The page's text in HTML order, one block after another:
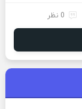
0 نظر